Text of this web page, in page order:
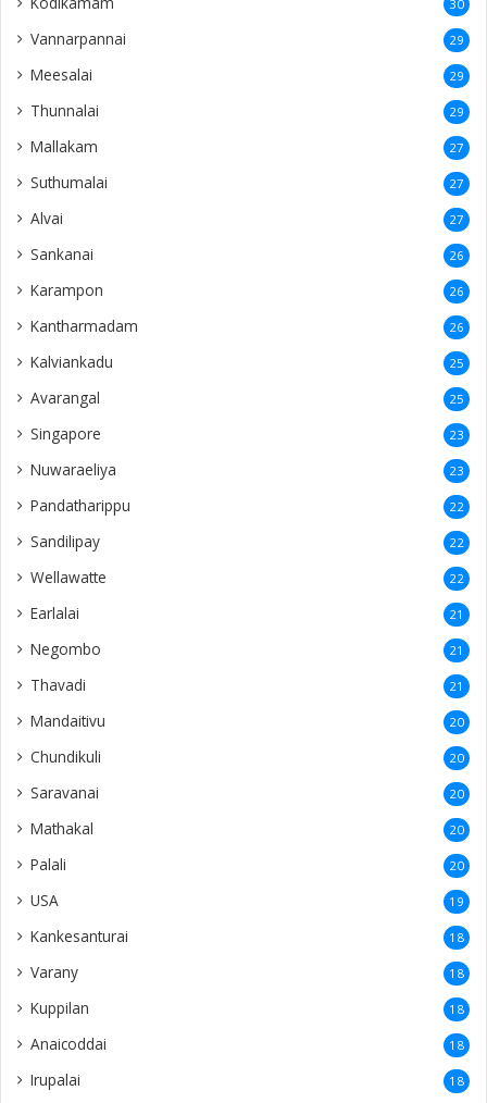
30
Vannarpannai 29
Meesalai 29
Thunnalai 29
Mallakam 27
Suthumalai 27
Alvai 27
Sankanai 26
Karampon 26
Kantharmadam 26
Kalviankadu 25
Avarangal 25
Singapore 23
Nuwaraeliya 23
Pandatharippu 22
Sandilipay 22
Wellawatte 22
Earlalai 21
Negombo 21
Thavadi 21
Mandaitivu 20
Chundikuli 20
Saravanai 20
Mathakal 20
Palali 20
USA 19
Kankesanturai 18
Varany 18
Kuppilan 18
Anaicoddai 18
Irupalai 18